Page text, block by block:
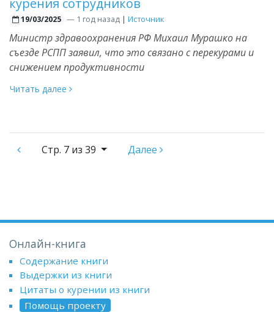
19/03/2025 —1 год назад | Источник
Министр здравоохранения РФ Михаил Мурашко на
съезде РСПП заявил, что это связано с перекурами и
снижением продуктивности
Читать далее
Стр. 7 из 39 Далее
Онлайн-книга
Содержание книги
Выдержки из книги
Цитаты о курении из книги
Помощь проекту